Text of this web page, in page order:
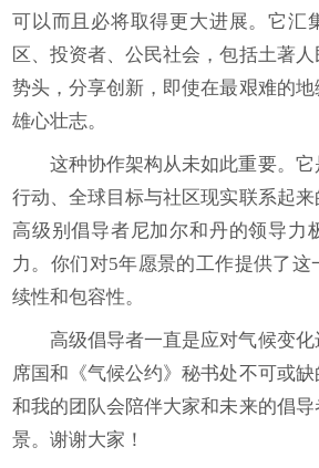
可以而且必将取得更大进展。它汇
区、投资者、公民社会，包括土著
势头，分享创新，即使在最艰难的
雄心壮志。
这种协作架构从未如此重要。
行动、全球目标与社区现实联系起
高级别倡导者尼加尔和丹的领导力
力。你们对5年愿景的工作提供了这
续性和包容性。
高级倡导者一直是应对气候变
席国和《气候公约》秘书处不可或
和我的团队会陪伴大家和未来的倡
景。谢谢大家！